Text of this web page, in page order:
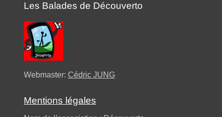
Les Balades de Découverto
Webmaster: Cédric JUNG
Mentions légales